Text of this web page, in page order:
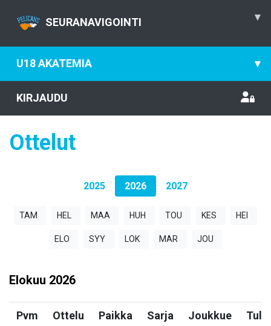
SEURANAVIGOINTI ▾
U18 AKATEMIA ▾
KIRJAUDU
Ottelut
2025 2026 2027
TAM HEL MAA HUH TOU KES HEI
ELO SYY LOK MAR JOU
Elokuu 2026
Pvm Ottelu Paikka Sarja Joukkue